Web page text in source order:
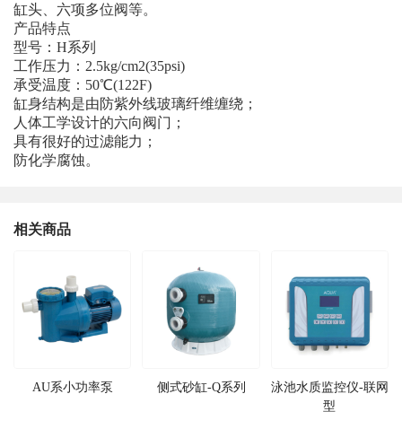
缸头、六项多位阀等。
产品特点
型号：H系列
工作压力：2.5kg/cm2(35psi)
承受温度：50℃(122F)
缸身结构是由防紫外线玻璃纤维缠绕；
人体工学设计的六向阀门；
具有很好的过滤能力；
防化学腐蚀。
相关商品
AU系小功率泵 侧式砂缸-Q系列
泳池水质监控仪-联网
型